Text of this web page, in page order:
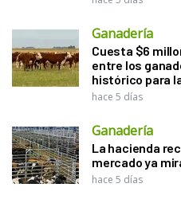
Ganadería
Cuesta $6
entre los
histórico para
hace 5 días
Ganadería
La hacienda
mercado ya
hace 5 días